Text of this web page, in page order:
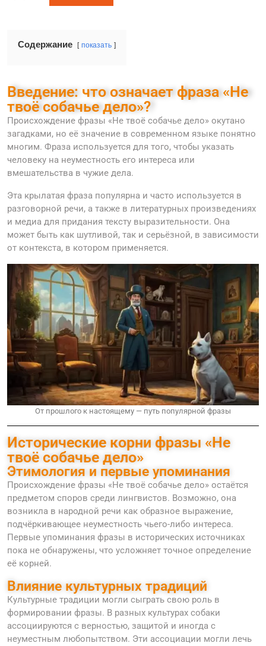
Содержание показать
Введение: что означает фраза «Не
твоё собачье дело»?
Происхождение фразы «Не твоё собачье дело» окутано
загадками, но её значение в современном языке понятно
многим. Фраза используется для того, чтобы указать
человеку на неуместность его интереса или
вмешательства в чужие дела.
Эта крылатая фраза популярна и часто используется в
разговорной речи, а также в литературных произведениях
и медиа для придания тексту выразительности. Она
может быть как шутливой, так и серьёзной, в зависимости
от контекста, в котором применяется.
От прошлого к настоящему — путь популярной фразы
Исторические корни фразы «Не
твоё собачье дело»
Этимология и первые упоминания
Происхождение фразы «Не твоё собачье дело» остаётся
предметом споров среди лингвистов. Возможно, она
возникла в народной речи как образное выражение,
подчёркивающее неуместность чьего-либо интереса.
Первые упоминания фразы в исторических источниках
пока не обнаружены, что усложняет точное определение
её корней.
Влияние культурных традиций
Культурные традиции могли сыграть свою роль в
формировании фразы. В разных культурах собаки
ассоциируются с верностью, защитой и иногда с
неуместным любопытством. Эти ассоциации могли лечь